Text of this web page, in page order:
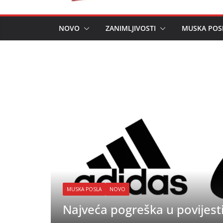
NOVO ZANIMLJIVOSTI MUSKA
HRANA NOVO
Urbana Farma Mikić